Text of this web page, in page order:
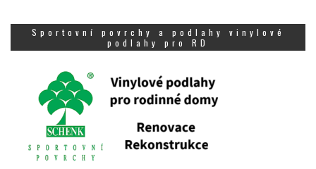
Sportovní povrchy a podlahy vinylové
podlahy pro RD